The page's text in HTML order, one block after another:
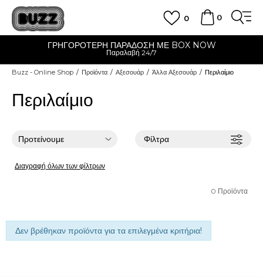
0
0
ΓΡΗΓΟΡΟΤΕΡΗ ΠΑΡΑΔΟΣΗ ΜΕ BOX NOW
Παραλαβή 24/7
Buzz - Online Shop Προϊόντα Αξεσουάρ Άλλα Αξεσουάρ Περιλαίμιο
Περιλαίμιο
Φίλτρα
Διαγραφή όλων των φίλτρων
0 Προϊόντα
Δεν βρέθηκαν προϊόντα για τα επιλεγμένα κριτήρια!